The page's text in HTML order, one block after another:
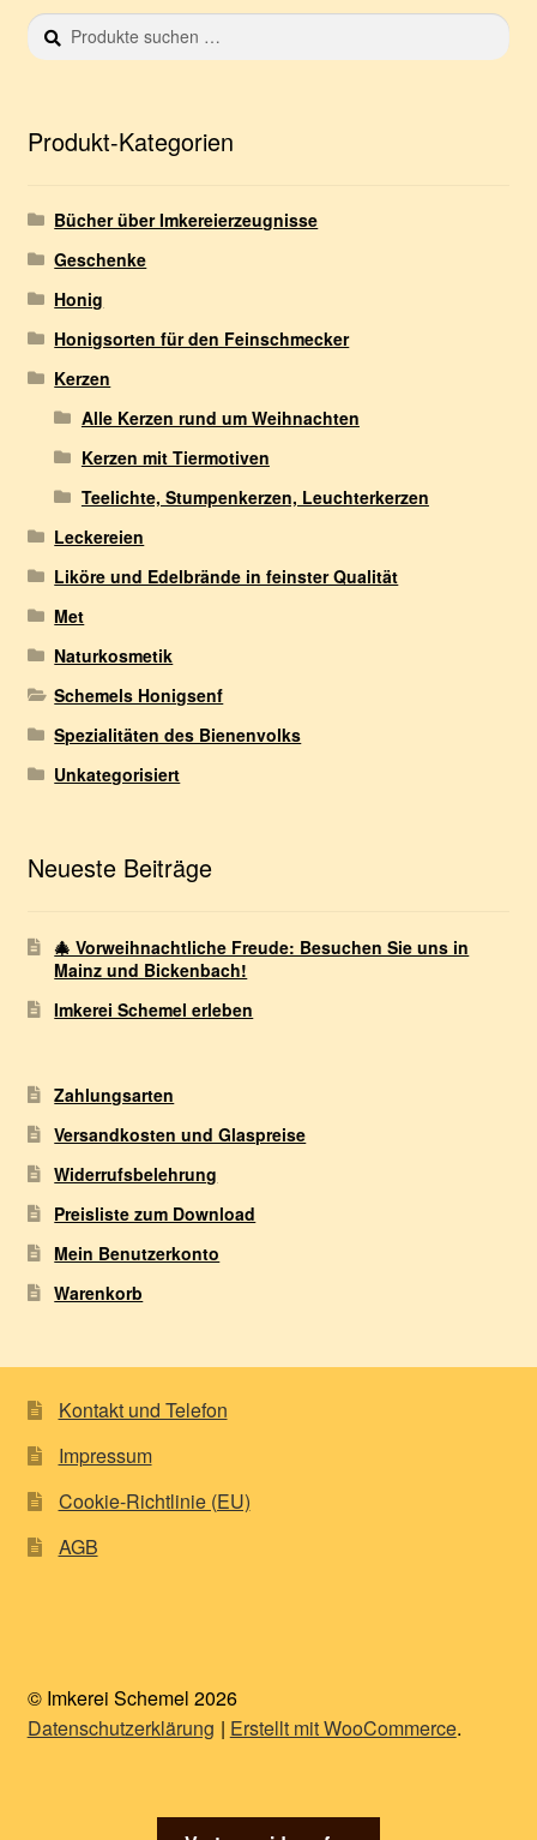
Optionen
Suchen
nach:
S
u
e
nProdukt-Kategorien
Bücher über Imkereierzeugnisse
Geschenke
Honig
Honigsorten für den Feinschmecker
Kerzen
Alle Kerzen rund um Weihnachten
Kerzen mit Tiermotiven
Teelichte, Stumpenkerzen, Leuchterkerzen
Leckereien
Liköre und Edelbrände in feinster Qualität
Met
Naturkosmetik
Schemels Honigsenf
Spezialitäten des Bienenvolks
Unkategorisiert
Neueste Beiträge
🎄 Vorweihnachtliche Freude: Besuchen Sie uns in
Mainz und Bickenbach!
Imkerei Schemel erleben
Zahlungsarten
Versandkosten und Glaspreise
Widerrufsbelehrung
Preisliste zum Download
Mein Benutzerkonto
Warenkorb
Kontakt und Telefon
Impressum
Cookie-Richtlinie (EU)
AGB
© Imkerei Schemel 2026
Datenschutzerklärung
Erstellt mit WooCommerce.